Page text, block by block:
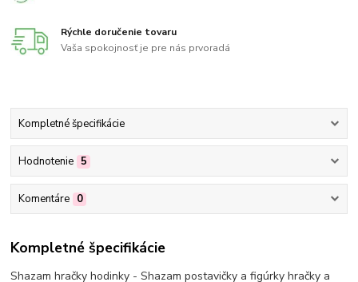
Rýchle doručenie tovaru
Vaša spokojnosť je pre nás prvoradá
Kompletné špecifikácie
Hodnotenie 5
Komentáre 0
Kompletné špecifikácie
Shazam hračky hodinky - Shazam postavičky a figúrky hračky a